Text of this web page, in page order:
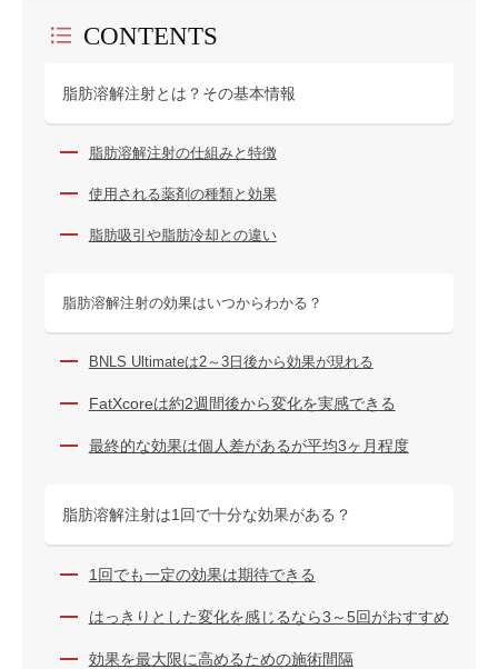
CONTENTS
脂肪溶解注射とは？その基本情報
脂肪溶解注射の仕組みと特徴
使用される薬剤の種類と効果
脂肪吸引や脂肪冷却との違い
脂肪溶解注射の効果はいつからわかる？
BNLS Ultimateは2～3日後から効果が現れる
FatXcoreは約2週間後から変化を実感できる
最終的な効果は個人差があるが平均3ヶ月程度
脂肪溶解注射は1回で十分な効果がある？
1回でも一定の効果は期待できる
はっきりとした変化を感じるなら3～5回がおすすめ
効果を最大限に高めるための施術間隔